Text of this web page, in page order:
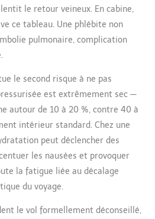
le retour veineux. En cabine,
ce tableau. Une phlébite non
pulmonaire, complication
le second risque à ne pas
est extrêmement sec —
autour de 10 à 20 %, contre 40 à
intérieur standard. Chez une
peut déclencher des
les nausées et provoquer
la fatigue liée au décalage
du voyage.
le vol formellement déconseillé,